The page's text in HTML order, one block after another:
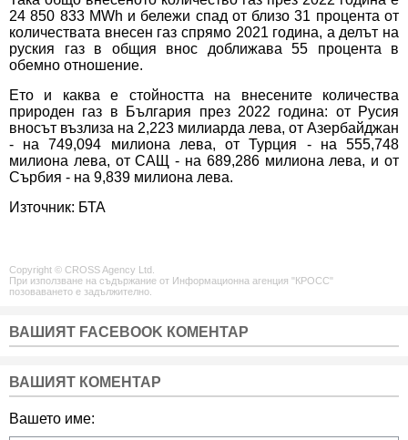
24 850 833 MWh и бележи спад от близо 31 процента от
количествата внесен газ спрямо 2021 година, а делът на
руския газ в общия внос доближава 55 процента в
обемно отношение.
Ето и каква е стойността на внесените количества
природен газ в България през 2022 година: от Русия
вносът възлиза на 2,223 милиарда лева, от Азербайджан
- на 749,094 милиона лева, от Турция - на 555,748
милиона лева, от САЩ - на 689,286 милиона лева, и от
Сърбия - на 9,839 милиона лева.
Източник: БТА
Copyright © CROSS Agency Ltd.
При използване на съдържание от Информационна агенция "КРОСС"
позоваването е задължително.
ВАШИЯТ FACEBOOK КОМЕНТАР
ВАШИЯТ КОМЕНТАР
Вашето име: